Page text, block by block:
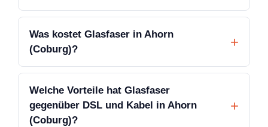
Was kostet Glasfaser in Ahorn
(Coburg)?
Welche Vorteile hat Glasfaser
gegenüber DSL und Kabel in Ahorn
(Coburg)?